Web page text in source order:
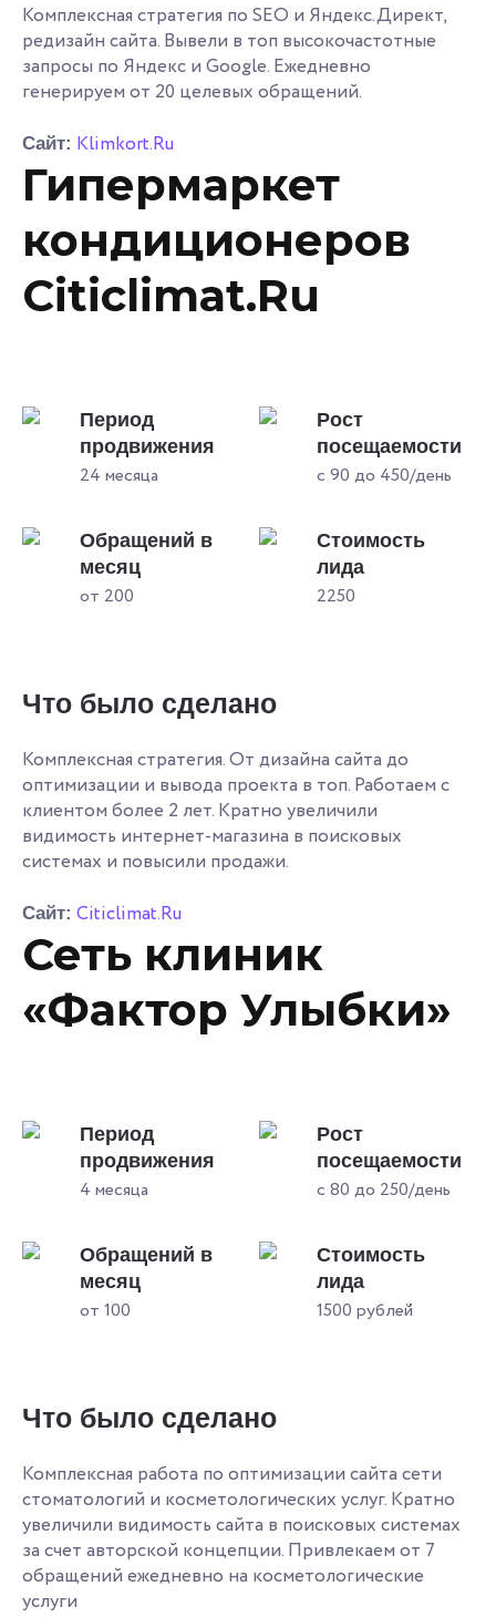
Комплексная стратегия по SEO и Яндекс.Директ,
редизайн сайта. Вывели в топ высокочастотные
запросы по Яндекс и Google. Ежедневно
генерируем от 20 целевых обращений.
Сайт: Klimkort.Ru
Гипермаркет
кондиционеров
Citiclimat.Ru
Период
продвижения
24 месяца
Рост
посещаемости
с 90 до 450/день
Обращений в
месяц
от 200
Стоимость
лида
2250
Что было сделано
Комплексная стратегия. От дизайна сайта до
оптимизации и вывода проекта в топ. Работаем с
клиентом более 2 лет. Кратно увеличили
видимость интернет-магазина в поисковых
системах и повысили продажи.
Сайт: Citiclimat.Ru
Сеть клиник
«Фактор Улыбки»
Период
продвижения
4 месяца
Рост
посещаемости
с 80 до 250/день
Обращений в
месяц
от 100
Стоимость
лида
1500 рублей
Что было сделано
Комплексная работа по оптимизации сайта сети
стоматологий и косметологических услуг. Кратно
увеличили видимость сайта в поисковых системах
за счет авторской концепции. Привлекаем от 7
обращений ежедневно на косметологические
услуги